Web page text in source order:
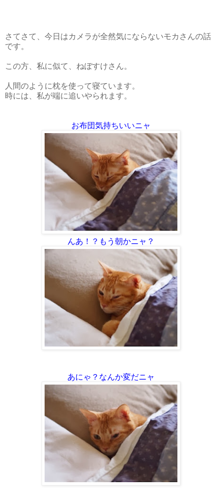
さてさて、今日はカメラが全然気にならないモカさんの話
です。
この方、私に似て、ねぼすけさん。
人間のように枕を使って寝ています。
時には、私が端に追いやられます。
お布団気持ちいいニャ
んあ！？もう朝かニャ？
あにゃ？なんか変だニャ